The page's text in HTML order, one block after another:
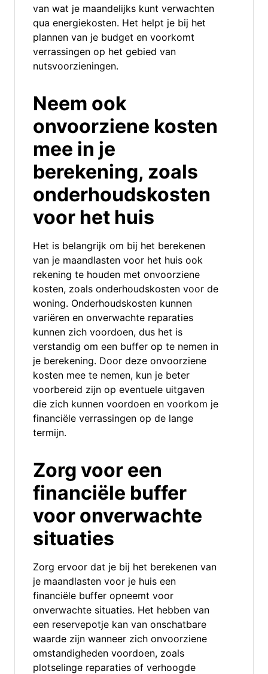
van wat je maandelijks kunt verwachten
qua energiekosten. Het helpt je bij het
plannen van je budget en voorkomt
verrassingen op het gebied van
nutsvoorzieningen.
Neem ook
onvoorziene kosten
mee in je
berekening, zoals
onderhoudskosten
voor het huis
Het is belangrijk om bij het berekenen
van je maandlasten voor het huis ook
rekening te houden met onvoorziene
kosten, zoals onderhoudskosten voor de
woning. Onderhoudskosten kunnen
variëren en onverwachte reparaties
kunnen zich voordoen, dus het is
verstandig om een buffer op te nemen in
je berekening. Door deze onvoorziene
kosten mee te nemen, kun je beter
voorbereid zijn op eventuele uitgaven
die zich kunnen voordoen en voorkom je
financiële verrassingen op de lange
termijn.
Zorg voor een
financiële buffer
voor onverwachte
situaties
Zorg ervoor dat je bij het berekenen van
je maandlasten voor je huis een
financiële buffer opneemt voor
onverwachte situaties. Het hebben van
een reservepotje kan van onschatbare
waarde zijn wanneer zich onvoorziene
omstandigheden voordoen, zoals
plotselinge reparaties of verhoogde